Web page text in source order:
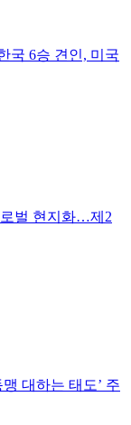
국 6승 견인, 미국
로벌 현지화…제2
대하는 태도’ 주